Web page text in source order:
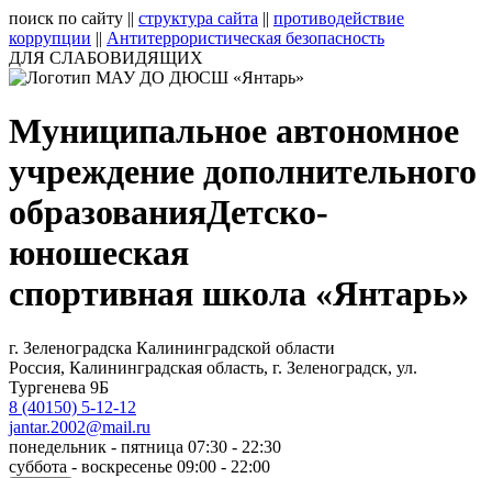
поиск по сайту || структура сайта || противодействие
коррупции || Антитеррористическая безопасность
ДЛЯ СЛАБОВИДЯЩИХ
Муниципальное автономное
учреждение дополнительного
образованияДетско-
юношеская
спортивная школа «Янтарь»
г. Зеленоградска Калининградской области
Россия, Калининградская область, г. Зеленоградск, ул.
Тургенева 9Б
8 (40150) 5-12-12
jantar.2002@mail.ru
понедельник - пятница 07:30 - 22:30
суббота - воскресенье 09:00 - 22:00